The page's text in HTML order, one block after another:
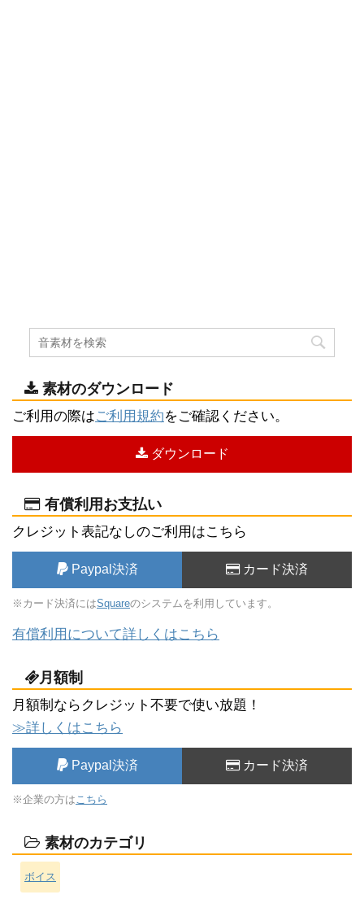
素材のダウンロード
ご利用の際はご利用規約をご確認ください。
ダウンロード
有償利用お支払い
クレジット表記なしのご利用はこちら
Paypal決済 カード決済
※カード決済にはSquareのシステムを利用しています。
有償利用について詳しくはこちら
月額制
月額制ならクレジット不要で使い放題！
≫詳しくはこちら
Paypal決済 カード決済
※企業の方は こちら
素材のカテゴリ
ボイス